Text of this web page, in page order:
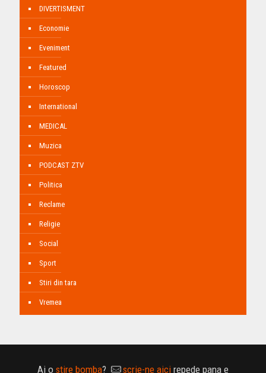
DIVERTISMENT
Economie
Eveniment
Featured
Horoscop
International
MEDICAL
Muzica
PODCAST ZTV
Politica
Reclame
Religie
Social
Sport
Stiri din tara
Vremea
Ai o stire bomba? scrie-ne aici repede pana e